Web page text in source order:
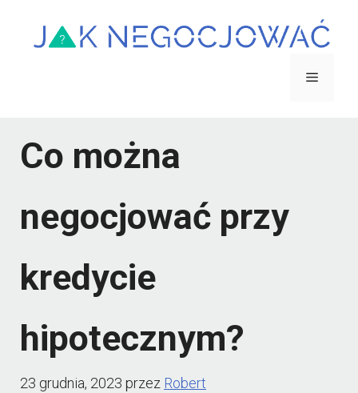
Menu
Co można
negocjować przy
kredycie
hipotecznym?
23 grudnia, 2023 przez Robert